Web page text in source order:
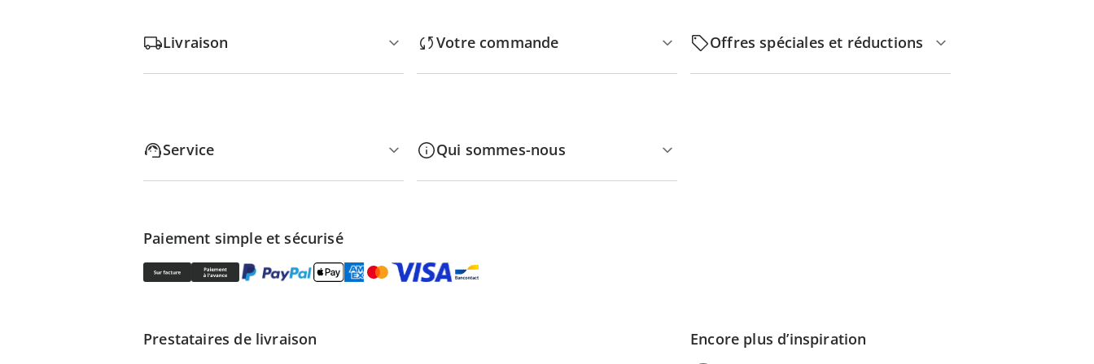
Livraison Votre commande Offres spéciales et réductions
Service Qui sommes-nous
Paiement simple et sécurisé
Prestataires de livraison Encore plus d’inspiration